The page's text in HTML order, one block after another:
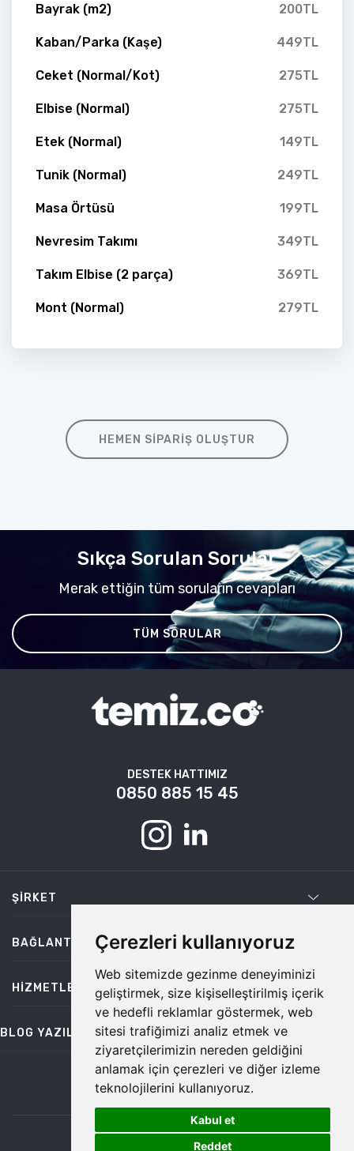
Çerezleri kullanıyoruz
Web sitemizde gezinme deneyiminizi
geliştirmek, size kişiselleştirilmiş içerik
ve hedefli reklamlar göstermek, web
sitesi trafiğimizi analiz etmek ve
ziyaretçilerimizin nereden geldiğini
anlamak için çerezleri ve diğer izleme
teknolojilerini kullanıyoruz.
Kabul et
Reddet
Bayrak (m2) 200TL
Kaban/Parka (Kaşe) 449TL
Ceket (Normal/Kot) 275TL
Elbise (Normal) 275TL
Etek (Normal) 149TL
Tunik (Normal) 249TL
Masa Örtüsü 199TL
Nevresim Takımı 349TL
Takım Elbise (2 parça) 369TL
Mont (Normal) 279TL
HEMEN SIPARIŞ OLUŞTUR
Sıkça Sorulan Sorular
Merak ettiğin tüm soruların cevapları
TÜM SORULAR
DESTEK HATTIMIZ
0850 885 15 45
ŞIRKET
BAĞLANTILAR
HIZMETLER
BLOG YAZILARI
bilgi@temiz.co
©2026 Temiz, Her Hakkı Saklıdır.